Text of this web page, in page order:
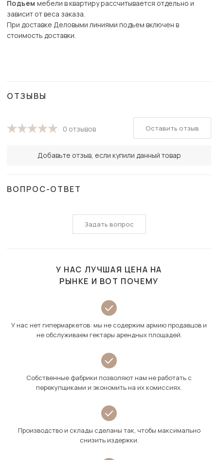
Подъем мебели в квартиру рассчитывается отдельно и
зависит от веса заказа.
При доставке Деловыми линиями подъем включен в
стоимость доставки.
ОТЗЫВЫ
0 отзывов
Добавьте отзыв, если купили данный товар
Оставить отзыв
ВОПРОС-ОТВЕТ
Задать вопрос
У НАС ЛУЧШАЯ ЦЕНА НА
РЫНКЕ И ВОТ ПОЧЕМУ
У нас нет гипермаркетов: мы не содержим армию продавцов и
не обслуживаем гектары арендных площадей.
Собственные фабрики позволяют нам не работать с
перекупщиками и экономить на их комиссиях.
Производство и склады сделаны так, чтобы максимально
снизить издержки.